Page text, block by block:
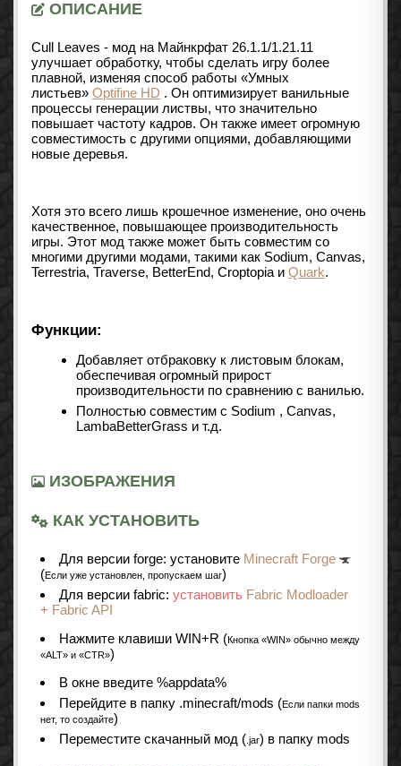
ОПИСАНИЕ
Cull Leaves - мод на Майнкрфат 26.1.1/1.21.11
улучшает обработку, чтобы сделать игру более
плавной, изменяя способ работы «Умных
листьев» Optifine HD . Он оптимизирует ванильные
процессы генерации листвы, что значительно
повышает частоту кадров. Он также имеет огромную
совместимость с другими опциями, добавляющими
новые деревья.
Хотя это всего лишь крошечное изменение, оно очень
качественное, повышающее производительность
игры. Этот мод также может быть совместим со
многими другими модами, такими как Sodium, Canvas,
Terrestria, Traverse, BetterEnd, Croptopia и Quark.
Функции:
Добавляет отбраковку к листовым блокам,
обеспечивая огромный прирост
производительности по сравнению с ванилью.
Полностью совместим с Sodium , Canvas,
LambaBetterGrass и т.д.
ИЗОБРАЖЕНИЯ
КАК УСТАНОВИТЬ
Для версии forge: установите Minecraft Forge
(Если уже установлен, пропускаем шаг)
Для версии fabric: установить Fabric Modloader
+ Fabric API
Нажмите клавиши WIN+R (Кнопка «WIN» обычно между
«ALT» и «CTR»)
В окне введите %appdata%
Перейдите в папку .minecraft/mods (Если папки mods
нет, то создайте)
Переместите скачанный мод ( .jar) в папку mods